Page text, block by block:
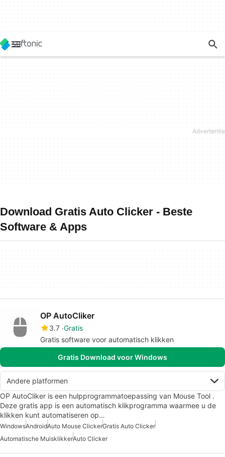
Download Gratis Auto Clicker - Beste
Software & Apps
OP AutoCliker
3.7 Gratis
Gratis software voor automatisch klikken
Gratis Download voor Windows
Andere platformen
OP AutoCliker is een hulpprogrammatoepassing van Mouse Tool .
Deze gratis app is een automatisch klikprogramma waarmee u de
klikken kunt automatiseren op…
WindowsAndroidAuto Mouse ClickerGratis Auto Clicker
Automatische MuisklikkerAuto Clicker